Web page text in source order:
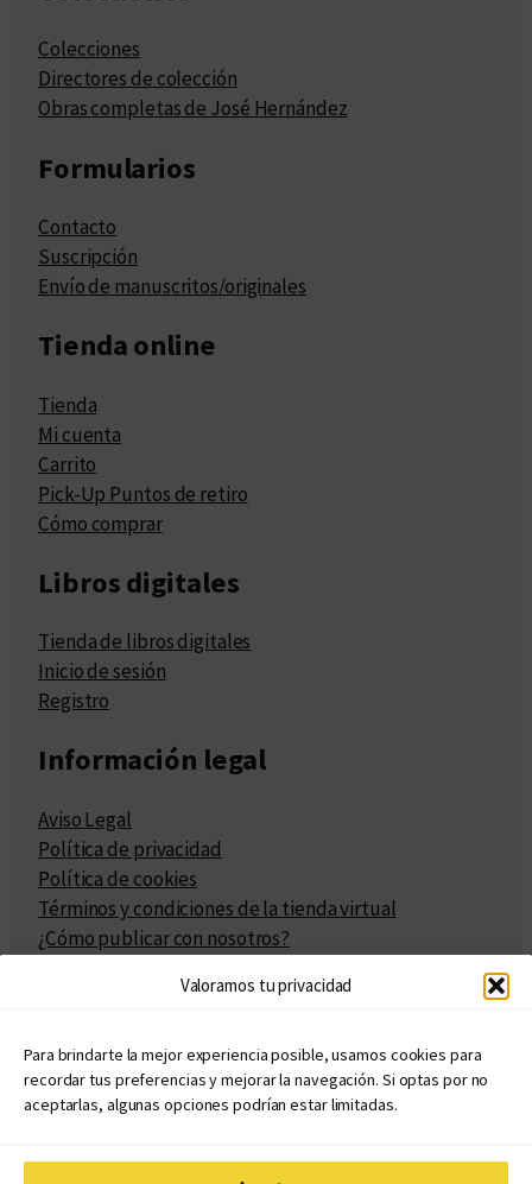
Valoramos tu privacidad
Para brindarte la mejor experiencia posible, usamos cookies para
recordar tus preferencias y mejorar la navegación. Si optas por no
aceptarlas, algunas opciones podrían estar limitadas.
Colecciones
Directores de colección
Obras completas de José Hernández
Formularios
Contacto
Suscripción
Envío de manuscritos/originales
Tienda online
Tienda
Mi cuenta
Carrito
Pick-Up Puntos de retiro
Cómo comprar
Libros digitales
Tienda de libros digitales
Inicio de sesión
Registro
Información legal
Aviso Legal
Política de privacidad
Política de cookies
Términos y condiciones de la tienda virtual
¿Cómo publicar con nosotros?
Políticas de publicación
Políticas de coedición
Atribuciones